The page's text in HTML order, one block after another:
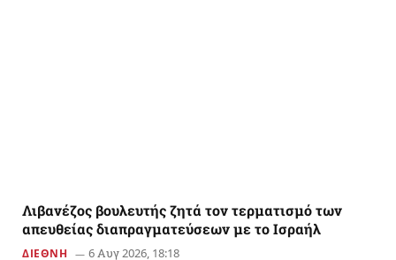
Λιβανέζος βουλευτής ζητά τον τερματισμό των
απευθείας διαπραγματεύσεων με το Ισραήλ
ΔΙΕΘΝΗ 6 Αυγ 2026, 18:18